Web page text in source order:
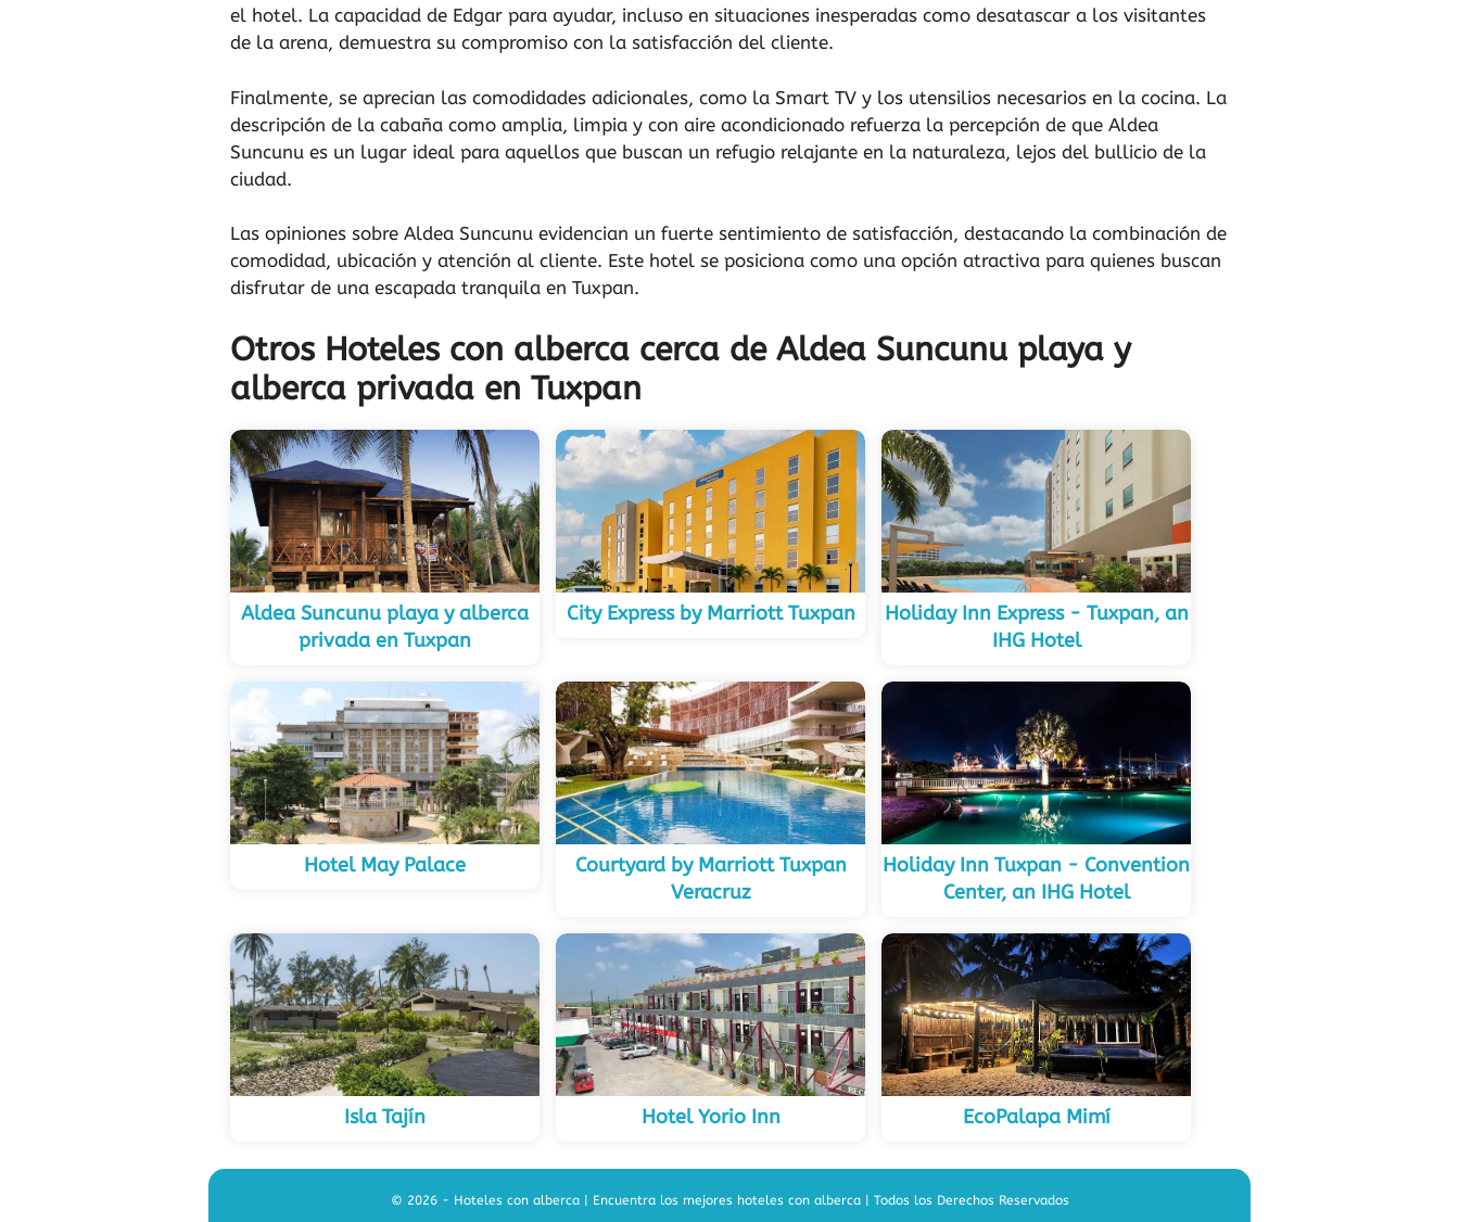
el hotel. La capacidad de Edgar para ayudar, incluso en situaciones inesperadas como desatascar a los visitantes
de la arena, demuestra su compromiso con la satisfacción del cliente.
Finalmente, se aprecian las comodidades adicionales, como la Smart TV y los utensilios necesarios en la cocina. La
descripción de la cabaña como amplia, limpia y con aire acondicionado refuerza la percepción de que Aldea
Suncunu es un lugar ideal para aquellos que buscan un refugio relajante en la naturaleza, lejos del bullicio de la
ciudad.
Las opiniones sobre Aldea Suncunu evidencian un fuerte sentimiento de satisfacción, destacando la combinación de
comodidad, ubicación y atención al cliente. Este hotel se posiciona como una opción atractiva para quienes buscan
disfrutar de una escapada tranquila en Tuxpan.
Otros Hoteles con alberca cerca de Aldea Suncunu playa y
alberca privada en Tuxpan
Aldea Suncunu playa y alberca
privada en Tuxpan
City Express by Marriott Tuxpan
Holiday Inn Express - Tuxpan, an
IHG Hotel
Hotel May Palace
Courtyard by Marriott Tuxpan
Veracruz
Holiday Inn Tuxpan - Convention
Center, an IHG Hotel
Isla Tajín Hotel Yorio Inn EcoPalapa Mimí
© 2026 - Hoteles con alberca | Encuentra los mejores hoteles con alberca | Todos los Derechos Reservados